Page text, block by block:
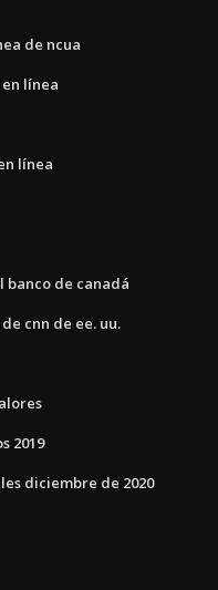
de ncua
línea
línea
banco de canadá
cnn de ee. uu.
2019
diciembre de 2020